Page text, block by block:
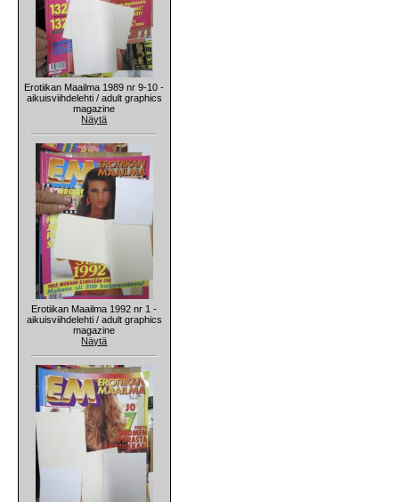
Erotiikan Maailma 1989 nr 9-10 -
aikuisviihdelehti / adult graphics
magazine
Näytä
Erotiikan Maailma 1992 nr 1 -
aikuisviihdelehti / adult graphics
magazine
Näytä